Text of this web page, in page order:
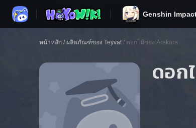
Genshin
หน้าหลัก / ผลิตภัณฑ์ของ Teyvat / ดอกไม้ของ Arakara
ดอก